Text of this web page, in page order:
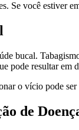
Se você estiver
bucal.
pode resultar em
o vício pode
de